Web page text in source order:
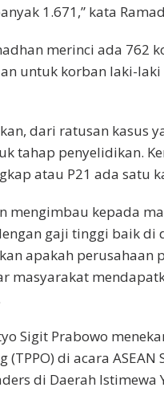
1.671,” kata
merinci ada 762
untuk korban laki-
dari ratusan kasus
tahap penyelidikan.
atau P21 ada satu
mengimbau kepada
gaji tinggi baik
apakah perusahaan
masyarakat
Sigit Prabowo
di acara ASEAN
di Daerah Istimewa